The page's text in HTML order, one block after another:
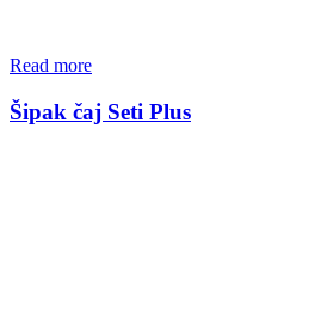
Read more
Šipak čaj Seti Plus